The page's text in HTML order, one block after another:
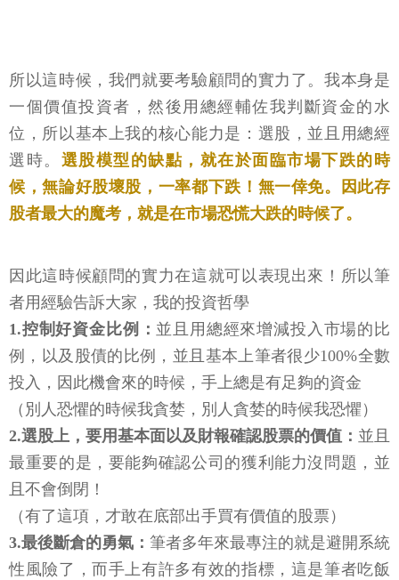
所以這時候，我們就要考驗顧問的實力了。我本身是
一個價值投資者，然後用總經輔佐我判斷資金的水
位，所以基本上我的核心能力是：選股，並且用總經
選時。 選股模型的缺點，就在於面臨市場下跌的時
候，無論好股壞股，一率都下跌！無一倖免。因此存
股者最大的魔考，就是在市場恐慌大跌的時候了。
因此這時候顧問的實力在這就可以表現出來！所以筆
者用經驗告訴大家，我的投資哲學
1.控制好資金比例： 並且用總經來增減投入市場的比
例，以及股債的比例，並且基本上筆者很少100%全數
投入，因此機會來的時候，手上總是有足夠的資金
（別人恐懼的時候我貪婪，別人貪婪的時候我恐懼）
2.選股上，要用基本面以及財報確認股票的價值： 並且
最重要的是，要能夠確認公司的獲利能力沒問題，並
且不會倒閉！
（有了這項，才敢在底部出手買有價值的股票）
3.最後斷倉的勇氣： 筆者多年來最專注的就是避開系統
性風險了，而手上有許多有效的指標，這是筆者吃飯